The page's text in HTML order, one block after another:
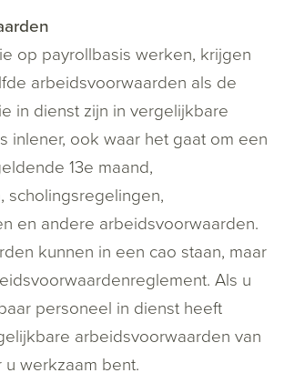
op payrollbasis werken, krijgen
arbeidsvoorwaarden als de
in dienst zijn in vergelijkbare
inlener, ook waar het gaat om een
13e maand,
scholingsregelingen,
en andere arbeidsvoorwaarden.
kunnen in een cao staan, maar
Als u
personeel in dienst heeft
arbeidsvoorwaarden van
werkzaam bent.